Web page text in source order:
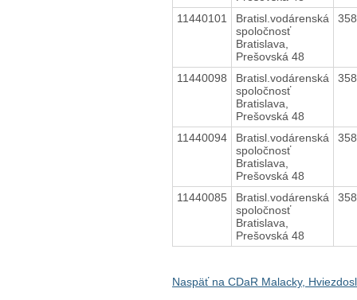
11440101
Bratisl.vodárenská
spoločnosť
Bratislava,
Prešovská 48
11440098
Bratisl.vodárenská
spoločnosť
Bratislava,
Prešovská 48
11440094
Bratisl.vodárenská
spoločnosť
Bratislava,
Prešovská 48
11440085
Bratisl.vodárenská
spoločnosť
Bratislava,
Prešovská 48
Naspäť na CDaR Malacky,